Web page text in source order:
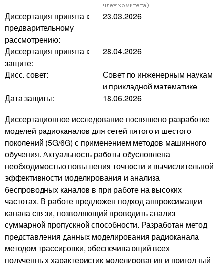
член комитета)
Диссертация принята к
предварительному
рассмотрению:
23.03.2026
Диссертация принята к
защите:
28.04.2026
Дисс. совет:
Совет по инженерным наукам
и прикладной математике
Дата защиты:
18.06.2026
Диссертационное исследование посвящено разработке
моделей радиоканалов для сетей пятого и шестого
поколений (5G/6G) с применением методов машинного
обучения. Актуальность работы обусловлена
необходимостью повышения точности и вычислительной
эффективности моделирования и анализа
беспроводных каналов в при работе на высоких
частотах. В работе предложен подход аппроксимации
канала связи, позволяющий проводить анализ
суммарной пропускной способности. Разработан метод
представления данных моделирования радиоканала
методом трассировки, обеспечивающий всех
полученных характеристик моделирования и пригодный